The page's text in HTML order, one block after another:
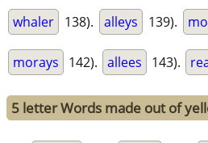
whaler 138). alleys 139).
morays 142). allees 143).
5 letter Words made out of